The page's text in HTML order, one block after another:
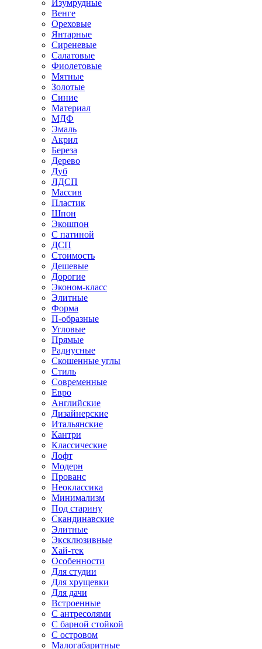
Изумрудные
Венге
Ореховые
Янтарные
Сиреневые
Салатовые
Фиолетовые
Мятные
Золотые
Синие
Материал
МДФ
Эмаль
Акрил
Береза
Дерево
Дуб
ЛДСП
Массив
Пластик
Шпон
Экошпон
С патиной
ДСП
Стоимость
Дешевые
Дорогие
Эконом-класс
Элитные
Форма
П-образные
Угловые
Прямые
Радиусные
Скошенные углы
Стиль
Современные
Евро
Английские
Дизайнерские
Итальянские
Кантри
Классические
Лофт
Модерн
Прованс
Неоклассика
Минимализм
Под старину
Скандинавские
Элитные
Эксклюзивные
Хай-тек
Особенности
Для студии
Для хрущевки
Для дачи
Встроенные
С антресолями
С барной стойкой
С островом
Малогабаритные